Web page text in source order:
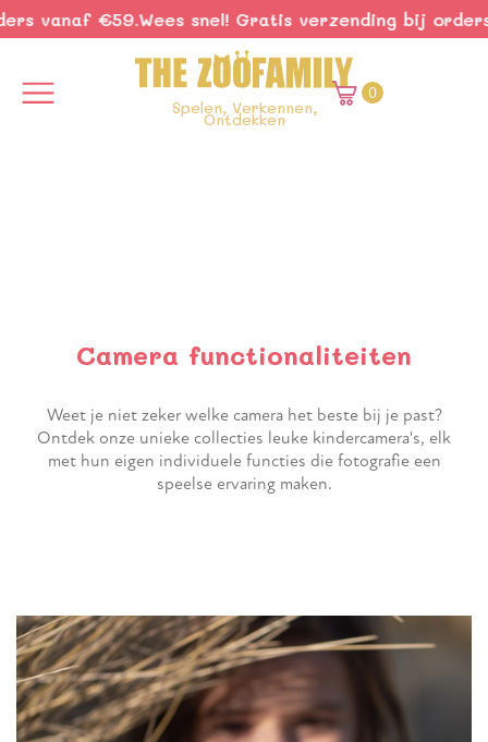
€59.Wees snel! Gratis verzending bij orders
Spelen, Verkennen,
Ontdekken
0
Camera functionaliteiten
Weet je niet zeker welke camera het beste bij je past?
Ontdek onze unieke collecties leuke kindercamera's, elk
met hun eigen individuele functies die fotografie een
speelse ervaring maken.